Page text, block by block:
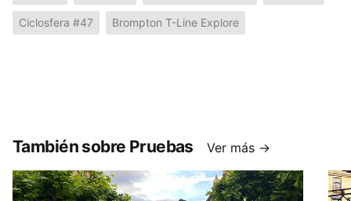
Ciclosfera #47 Brompton T-Line Explore
También sobre Pruebas Ver más →